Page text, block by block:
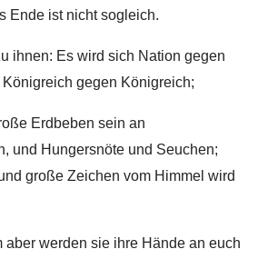
Ende ist nicht sogleich.
ihnen: Es wird sich Nation gegen
gegen Königreich;
Erdbeben sein an
und Hungersnöte und Seuchen;
große Zeichen vom Himmel wird
aber werden sie ihre Hände an euch